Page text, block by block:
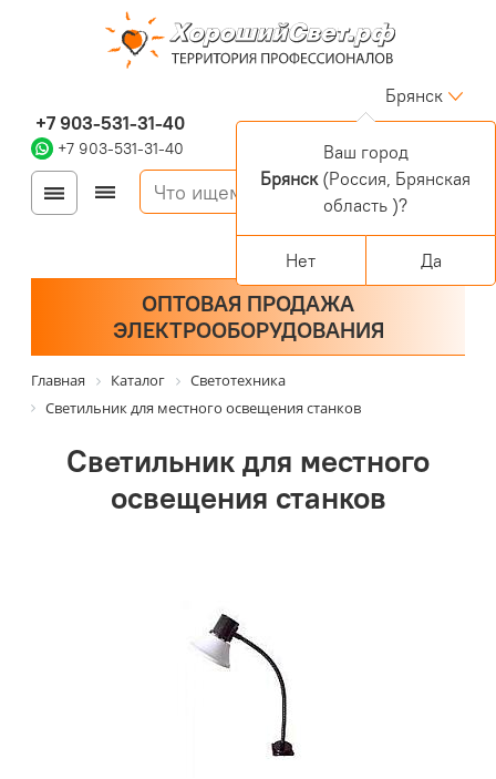
+7 903-531-31-40
+7 903-531-31-40
Брянск
Войти
Регистрация
Корзина
0 позиций
ОПТОВАЯ ПРОДАЖА
ЭЛЕКТРООБОРУДОВАНИЯ
Главная Каталог
Светотехника
Светильник для местного освещения станков
Светильник для местного
освещения станков
Ваш город
Брянск(Россия, Брянская
область )?
Нет Да